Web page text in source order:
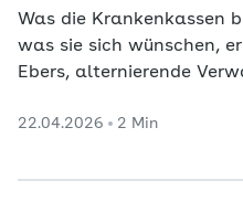
Was die Krankenkassen
was sie sich wünschen,
Ebers, alternierende
22.04.2026 2 Min